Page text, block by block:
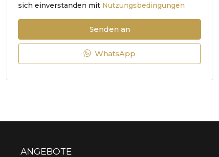
sich einverstanden mit Nutzungsbedingungen
Senden an
WhatsApp
ANGEBOTE